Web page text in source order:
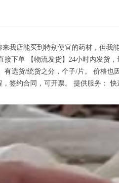
我店能买到特别便宜的药材，但
接下单 【物流发货】24小时内发货
有选货/统货之分，个子/片。 价格
签约合同，可开票。 提供服务：